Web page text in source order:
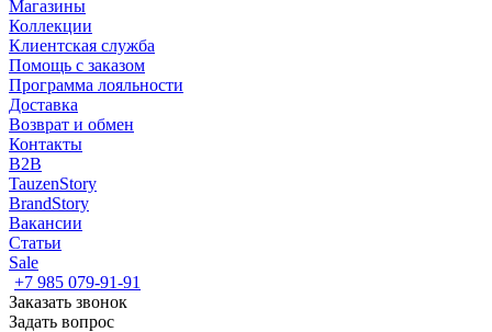
Магазины
Коллекции
Клиентская служба
Помощь с заказом
Программа лояльности
Доставка
Возврат и обмен
Контакты
B2B
TauzenStory
BrandStory
Вакансии
Статьи
Sale
+7 985 079-91-91
Заказать звонок
Задать вопрос